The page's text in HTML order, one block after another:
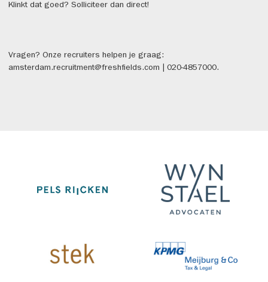
Klinkt dat goed? Solliciteer dan direct!
Vragen? Onze recruiters helpen je graag:
amsterdam.recruitment@freshfields.com | 020-4857000.